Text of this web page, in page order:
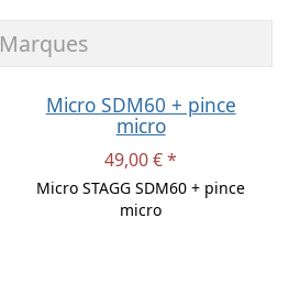
Marques
Micro SDM60 + pince
micro
49,00 € *
Micro STAGG SDM60 + pince
micro